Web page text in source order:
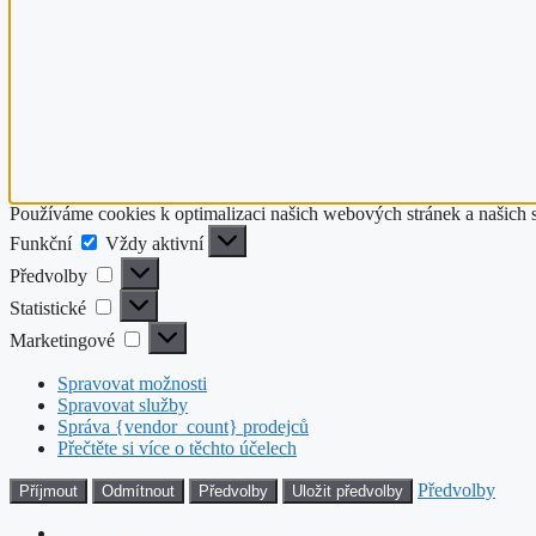
Používáme cookies k optimalizaci našich webových stránek a našich
Funkční
Funkční
Vždy aktivní
Předvolby
Předvolby
Statistické Statistické
Marketingové Marketingové
Spravovat možnosti
Spravovat služby
Správa {vendor_count} prodejců
Přečtěte si více o těchto účelech
Příjmout Odmítnout Předvolby Uložit předvolby Předvolby